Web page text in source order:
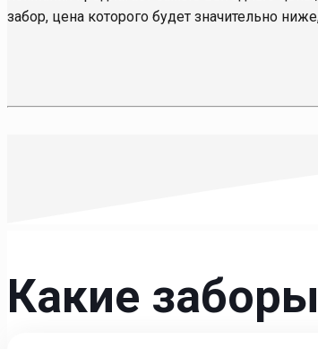
забор, цена которого будет значительно
Какие